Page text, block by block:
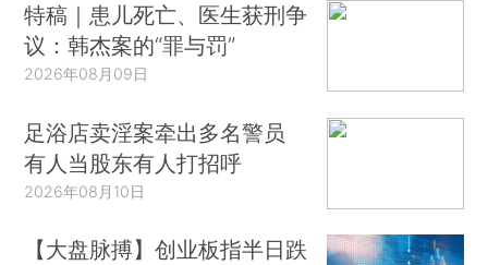
特稿｜患儿死亡、医生获刑争
议：韩杰案的“罪与罚”
2026年08月09日
足浴店卖淫案牵出多名警员
有人当股东有人打招呼
2026年08月10日
【大盘脉搏】创业板指半日跌